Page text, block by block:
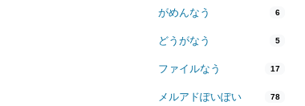
がめんなう 6
どうがなう 5
ファイルなう 17
メルアドぽいぽい 78